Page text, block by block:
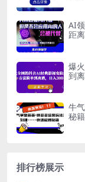
AI
距
爆
到
牛
秘籍
排行榜展示